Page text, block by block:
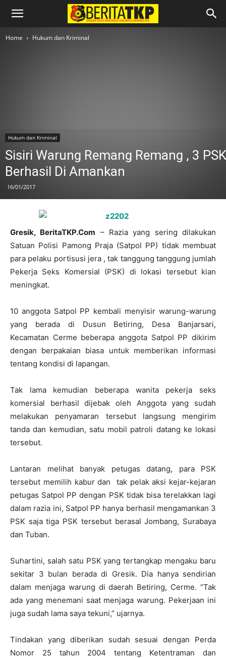
Home Hukum dan Kriminal
Hukum dan Kriminal
Sisiri Warung Remang Remang , 3 PSK
Berhasil Di Amankan
16/01/2017
Gresik, BeritaTKP.Com – Razia yang sering dilakukan
Satuan Polisi Pamong Praja (Satpol PP) tidak membuat
para pelaku portisusi jera , tak tanggung tanggung jumlah
Pekerja Seks Komersial (PSK) di lokasi tersebut kian
meningkat.
10 anggota Satpol PP kembali menyisir warung-warung
yang berada di Dusun Betiring, Desa Banjarsari,
Kecamatan Cerme beberapa anggota Satpol PP dikirim
dengan berpakaian biasa untuk memberikan informasi
tentang kondisi di lapangan.
Tak lama kemudian beberapa wanita pekerja seks
komersial berhasil dijebak oleh Anggota yang sudah
melakukan penyamaran tersebut langsung mengirim
tanda dan kemudian, satu mobil patroli datang ke lokasi
tersebut.
Lantaran melihat banyak petugas datang, para PSK
tersebut memilih kabur dan tak pelak aksi kejar-kejaran
petugas Satpol PP dengan PSK tidak bisa terelakkan lagi
dalam razia ini, Satpol PP hanya berhasil mengamankan 3
PSK saja tiga PSK tersebut berasal Jombang, Surabaya
dan Tuban.
Suhartini, salah satu PSK yang tertangkap mengaku baru
sekitar 3 bulan berada di Gresik. Dia hanya sendirian
dalam menjaga warung di daerah Betiring, Cerme. “Tak
ada yang menemani saat menjaga warung. Pekerjaan ini
juga sudah lama saya tekuni,” ujarnya.
Tindakan yang diberikan sudah sesuai dengan Perda
Nomor 25 tahun 2004 tentang Ketentraman dan